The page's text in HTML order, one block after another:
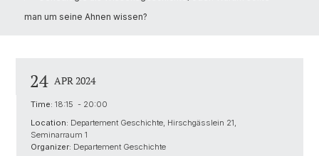
man um seine Ahnen wissen?
24 APR 2024
Time: 18:15 - 20:00
Location: Departement Geschichte, Hirschgässlein 21,
Seminarraum 1
Organizer: Departement Geschichte